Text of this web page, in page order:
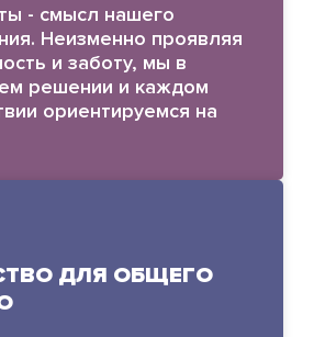
- смысл нашего
Неизменно проявляя
и заботу, мы в
решении и каждом
ориентируемся на
ДЛЯ ОБЩЕГО